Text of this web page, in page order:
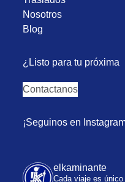
Nosotros
Blog
¿Listo para tu próxima
Contactanos
¡Seguinos en
elkaminante
Cada viaje es único